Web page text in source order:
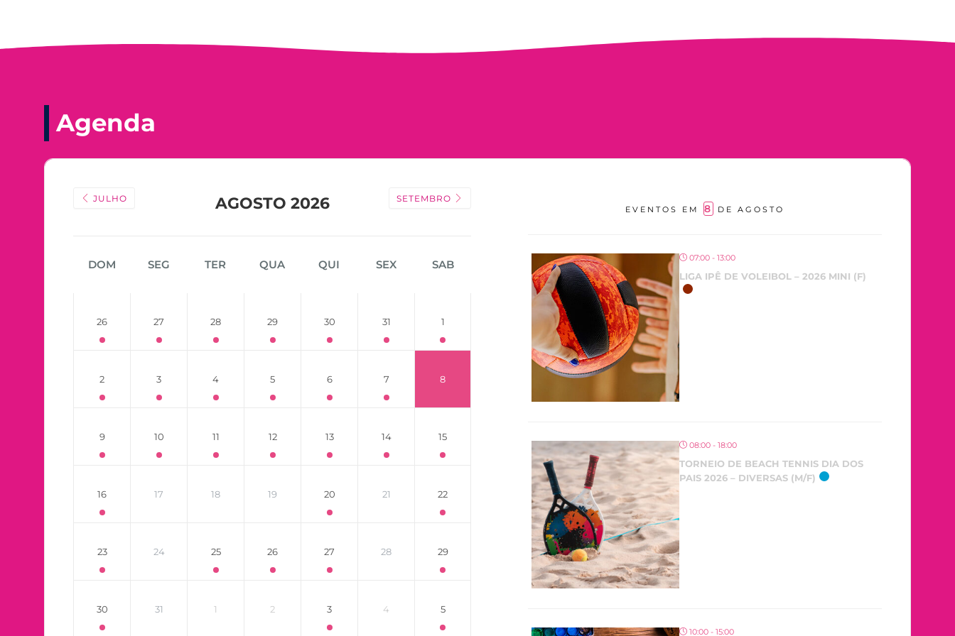
Agenda
JULHO AGOSTO 2026 SETEMBRO
DOM SEG TER QUA QUI SEX SAB
26 27 28 29 30 31 1
2 3 4 5 6 7 8
9 10 11 12 13 14 15
16 17 18 19 20 21 22
23 24 25 26 27 28 29
30 31 1 2 3 4 5
EVENTOS EM 8 DE AGOSTO
07:00 - 13:00
LIGA IPÊ DE VOLEIBOL – 2026 MINI (F)
08:00 - 18:00
TORNEIO DE BEACH TENNIS DIA DOS
PAIS 2026 – DIVERSAS (M/F)
10:00 - 15:00